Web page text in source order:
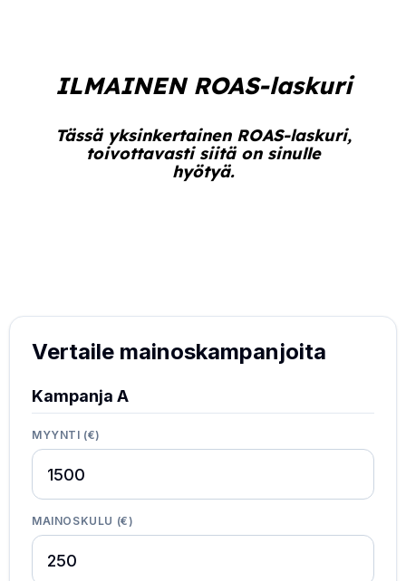
ILMAINEN ROAS-laskuri
Tässä yksinkertainen ROAS-laskuri,
toivottavasti siitä on sinulle
hyötyä.
Vertaile mainoskampanjoita
Kampanja A
MYYNTI (€)
MAINOSKULU (€)